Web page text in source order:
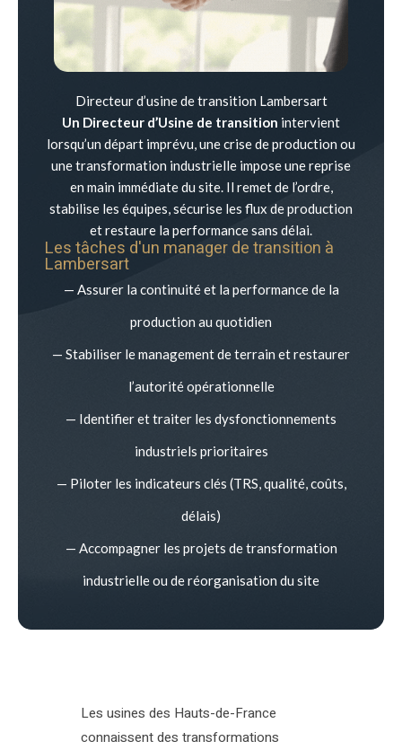
Directeur d’usine de transition Lambersart
Un Directeur d’Usine de transition intervient
lorsqu’un départ imprévu, une crise de production ou
une transformation industrielle impose une reprise
en main immédiate du site. Il remet de l’ordre,
stabilise les équipes, sécurise les flux de production
et restaure la performance sans délai.
Les tâches d'un manager de transition à
Lambersart
— Assurer la continuité et la performance de la
production au quotidien
— Stabiliser le management de terrain et restaurer
l’autorité opérationnelle
— Identifier et traiter les dysfonctionnements
industriels prioritaires
— Piloter les indicateurs clés (TRS, qualité, coûts,
délais)
— Accompagner les projets de transformation
industrielle ou de réorganisation du site
Les usines des Hauts-de-France
connaissent des transformations